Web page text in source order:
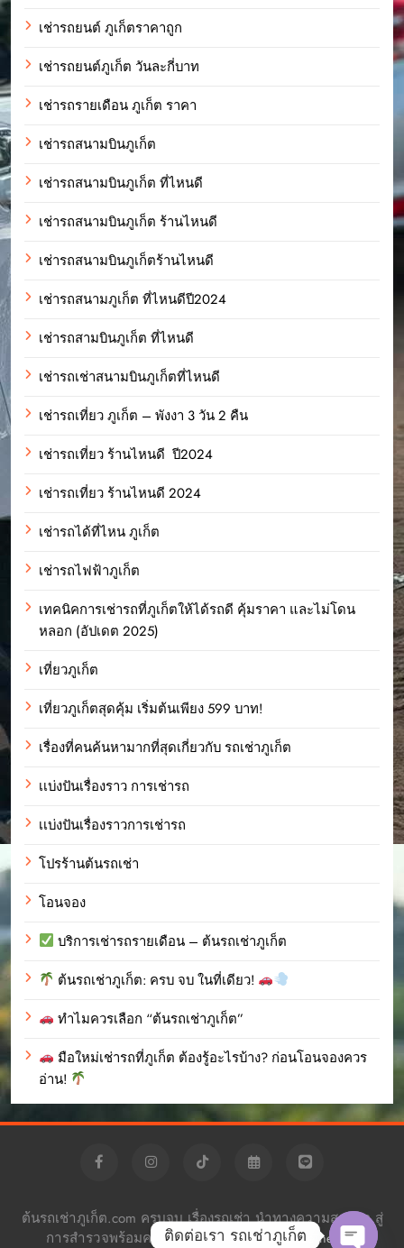
เช่ารถยนต์ ภูเก็ตราคาถูก
เช่ารถยนต์ภูเก็ต วันละกี่บาท
เช่ารถรายเดือน ภูเก็ต ราคา
เช่ารถสนามบินภูเก็ต
เช่ารถสนามบินภูเก็ต ที่ไหนดี
เช่ารถสนามบินภูเก็ต ร้านไหนดี
เช่ารถสนามบินภูเก็ตร้านไหนดี
เช่ารถสนามภูเก็ต ที่ไหนดีปี2024
เช่ารถสามบินภูเก็ต ที่ไหนดี
เช่ารถเช่าสนามบินภูเก็ตที่ไหนดี
เช่ารถเที่ยว ภูเก็ต – พังงา 3 วัน 2 คืน
เช่ารถเที่ยว ร้านไหนดี ปี2024
เช่ารถเที่ยว ร้านไหนดี 2024
เช่ารถได้ที่ไหน ภูเก็ต
เช่ารถไฟฟ้าภูเก็ต
เทคนิคการเช่ารถที่ภูเก็ตให้ได้รถดี คุ้มราคา และไม่โดน
หลอก (อัปเดต 2025)
เที่ยวภูเก็ต
เที่ยวภูเก็ตสุดคุ้ม เริ่มต้นเพียง 599 บาท!
เรื่องที่คนค้นหามากที่สุดเกี่ยวกับ รถเช่าภูเก็ต
เเบ่งปันเรื่องราว การเช่ารถ
เเบ่งปันเรื่องราวการเช่ารถ
โปรร้านต้นรถเช่า
โอนจอง
บริการเช่ารถรายเดือน – ต้นรถเช่าภูเก็ต
ต้นรถเช่าภูเก็ต: ครบ จบ ในที่เดียว!
ทำไมควรเลือก “ต้นรถเช่าภูเก็ต”
มือใหม่เช่ารถที่ภูเก็ต ต้องรู้อะไรบ้าง? ก่อนโอนจองควร
อ่าน!
ต้นรถเช่าภูเก็ต.com ครบจบ เรื่องรถเช่า นำทางความสะดวก สู่
การสำรวจพร้อมความอิสระ Powered ByBlazeThemes.
ติดต่อเรา รถเช่าภูเก็ต